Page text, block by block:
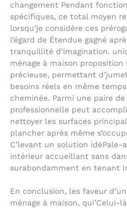
changement Pendant
spécifiques, ce total moyen
lorsqu’je considère ces
l’égard de Étendue gagné
tranquillité d’imagination.
ménage à maison
précieuse, permettant
besoins réels en même
cheminée. Parmi une paire
professionnelle peut
nettoyer les surfaces
plancher après même
C’levant un solution
intérieur accueillant sans
surabondamment en tenant
En conclusion, les faveur
ménage à maison, qui’Celui-là